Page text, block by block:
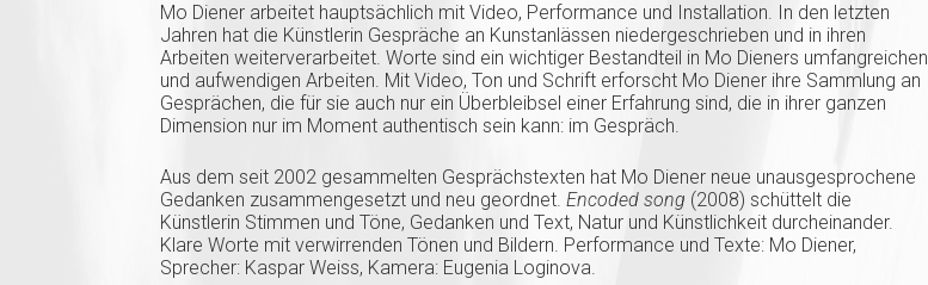
Mo Diener arbeitet hauptsächlich mit Video, Performance und Installation. In den letzten
Jahren hat die Künstlerin Gespräche an Kunstanlässen niedergeschrieben und in ihren
Arbeiten weiterverarbeitet. Worte sind ein wichtiger Bestandteil in Mo Dieners umfangreichen
und aufwendigen Arbeiten. Mit Video, Ton und Schrift erforscht Mo Diener ihre Sammlung an
Gesprächen, die für sie auch nur ein Überbleibsel einer Erfahrung sind, die in ihrer ganzen
Dimension nur im Moment authentisch sein kann: im Gespräch.
Aus dem seit 2002 gesammelten Gesprächstexten hat Mo Diener neue unausgesprochene
Gedanken zusammengesetzt und neu geordnet.Encoded song (2008) schüttelt die
Künstlerin Stimmen und Töne, Gedanken und Text, Natur und Künstlichkeit durcheinander.
Klare Worte mit verwirrenden Tönen und Bildern. Performance und Texte: Mo Diener,
Sprecher: Kaspar Weiss, Kamera: Eugenia Loginova.